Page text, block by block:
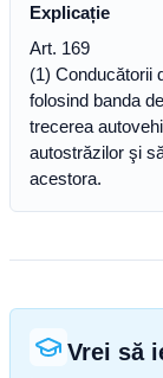
Explicație
Art. 169
(1) Conducătorii
folosind banda
trecerea
autostrăzilor şi
acestora.
Vrei să